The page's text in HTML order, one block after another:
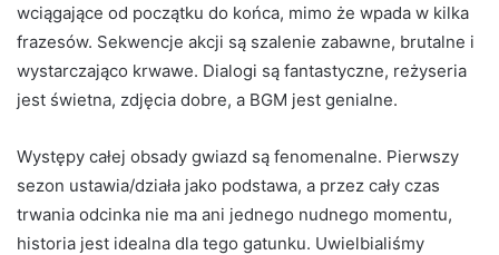
wciągające od początku do końca, mimo że wpada w kilka
frazesów. Sekwencje akcji są szalenie zabawne, brutalne i
wystarczająco krwawe. Dialogi są fantastyczne, reżyseria
jest świetna, zdjęcia dobre, a BGM jest genialne.
Występy całej obsady gwiazd są fenomenalne. Pierwszy
sezon ustawia/działa jako podstawa, a przez cały czas
trwania odcinka nie ma ani jednego nudnego momentu,
historia jest idealna dla tego gatunku. Uwielbialiśmy